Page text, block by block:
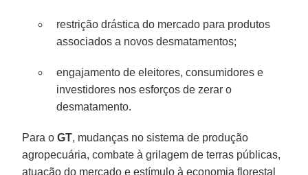
restrição drástica do mercado para produtos
associados a novos desmatamentos;
engajamento de eleitores, consumidores e
investidores nos esforços de zerar o
desmatamento.
Para oGT, mudanças no sistema de produção
agropecuária, combate à grilagem de terras públicas,
atuação do mercado e estímulo à economia florestal